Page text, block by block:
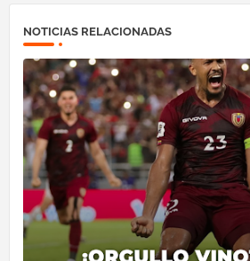
NOTICIAS RELACIONADAS